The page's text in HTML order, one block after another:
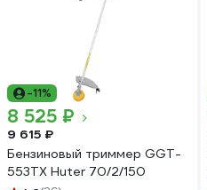
-11%
8 525 ₽
9 615 ₽
Бензиновый триммер GGT-
553TX Huter 70/2/150